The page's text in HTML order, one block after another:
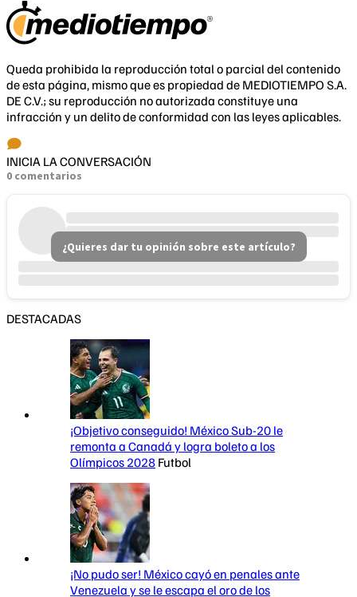
Queda prohibida la reproducción total o parcial del contenido
de esta página, mismo que es propiedad de MEDIOTIEMPO S.A.
DE C.V.; su reproducción no autorizada constituye una
infracción y un delito de conformidad con las leyes aplicables.
INICIA LA CONVERSACIÓN
0 comentarios
¿Quieres dar tu opinión sobre este artículo?
DESTACADAS
¡Objetivo conseguido! México Sub-20 le
remonta a Canadá y logra boleto a los
Olímpicos 2028 Futbol
¡No pudo ser! México cayó en penales ante
Venezuela y se le escapa el oro de los